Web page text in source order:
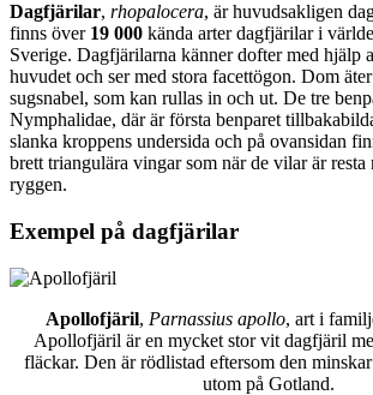
Dagfjärilar, rhopalocera, är huvudsakligen
finns över 19 000 kända arter dagfjärilar i
Sverige. Dagfjärilarna känner dofter med hjälp
huvudet och ser med stora facettögon. Dom
sugsnabel, som kan rullas in och ut. De tre
Nymphalidae, där är första benparet
slanka kroppens undersida och på ovansidan
brett triangulära vingar som när de vilar är resta
ryggen.
Exempel på dagfjärilar
Apollofjäril, Parnassius apollo, art i
Apollofjäril är en mycket stor vit dagfjäril
fläckar. Den är rödlistad eftersom den
utom på Gotland.